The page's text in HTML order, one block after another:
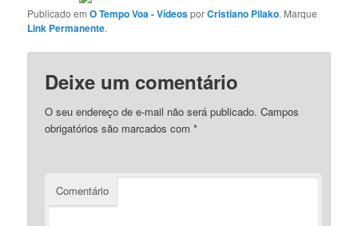
Publicado emO Tempo Voa - VídeosporCristiano Pilako. Marque
Link Permanente.
Deixe um comentário
O seu endereço de e-mail não será publicado. Campos
obrigatórios são marcados com*
Comentário